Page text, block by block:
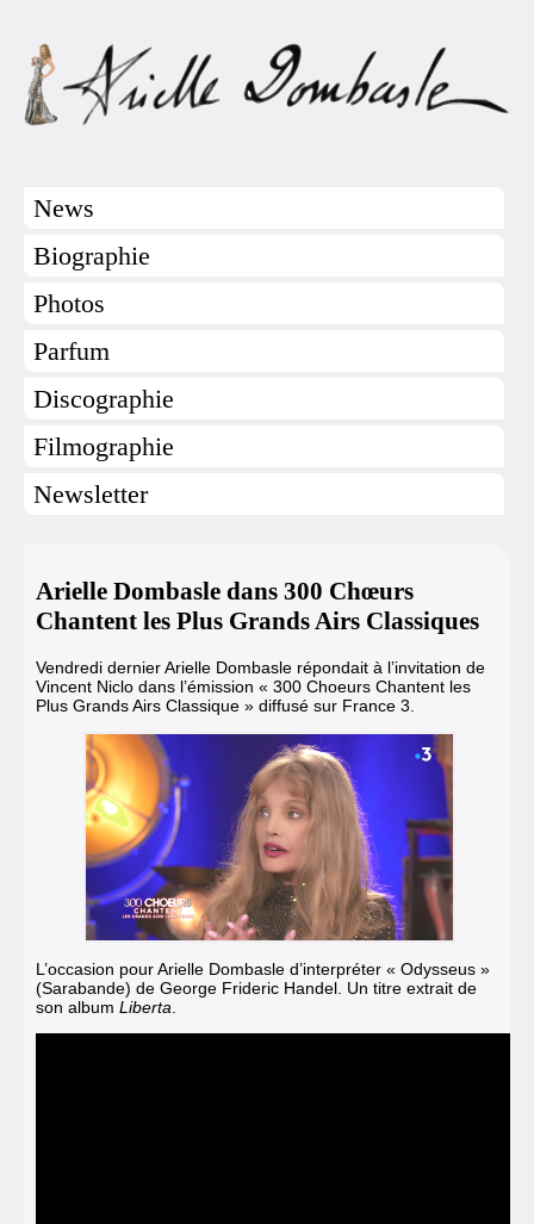
News
Biographie
Photos
Parfum
Discographie
Filmographie
Newsletter
Arielle Dombasle dans 300 Chœurs
Chantent les Plus Grands Airs Classiques
Vendredi dernier Arielle Dombasle répondait à l’invitation de
Vincent Niclo dans l’émission « 300 Choeurs Chantent les
Plus Grands Airs Classique » diffusé sur France 3.
L’occasion pour Arielle Dombasle d’interpréter « Odysseus »
(Sarabande) de George Frideric Handel. Un titre extrait de
son album Liberta.